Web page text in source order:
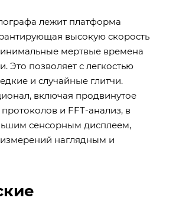
лежит платформа
высокую скорость
мертвые времена
Это позволяет с легкостью
и случайные глитчи.
включая продвинутое
и FFT-анализ, в
сенсорным дисплеем,
наглядным и